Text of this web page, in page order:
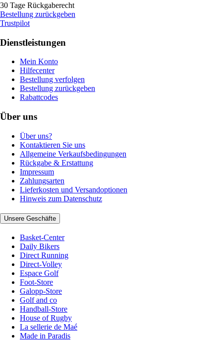
30 Tage Rückgaberecht
Bestellung zurückgeben
Trustpilot
Dienstleistungen
Mein Konto
Hilfecenter
Bestellung verfolgen
Bestellung zurückgeben
Rabattcodes
Über uns
Über uns?
Kontaktieren Sie uns
Allgemeine Verkaufsbedingungen
Rückgabe & Erstattung
Impressum
Zahlungsarten
Lieferkosten und Versandoptionen
Hinweis zum Datenschutz
Unsere Geschäfte
Basket-Center
Daily Bikers
Direct Running
Direct-Volley
Espace Golf
Foot-Store
Galopp-Store
Golf and co
Handball-Store
House of Rugby
La sellerie de Maé
Made in Paradis